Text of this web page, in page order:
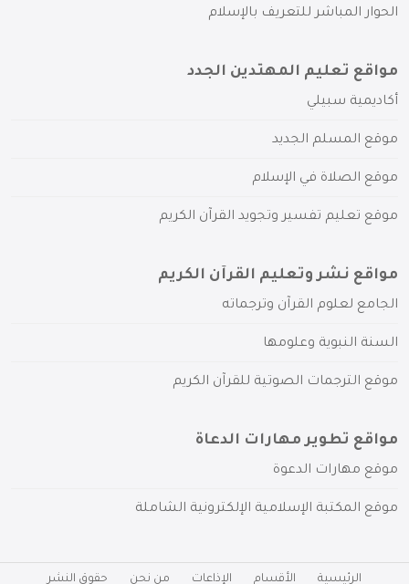
الحوار المباشر للتعريف بالإسلام
مواقع تعليم المهتدين الجدد
أكاديمية سبيلي
موقع المسلم الجديد
موقع الصلاة في الإسلام
موقع تعليم تفسير وتجويد القرآن الكريم
مواقع نشر وتعليم القرآن الكريم
الجامع لعلوم القرآن وترجماته
السنة النبوية وعلومها
موقع الترجمات الصوتية للقرآن الكريم
مواقع تطوير مهارات الدعاة
موقع مهارات الدعوة
موقع المكتبة الإسلامية الإلكترونية الشاملة
الرئيسية الأقسام الإذاعات من نحن حقوق النشر